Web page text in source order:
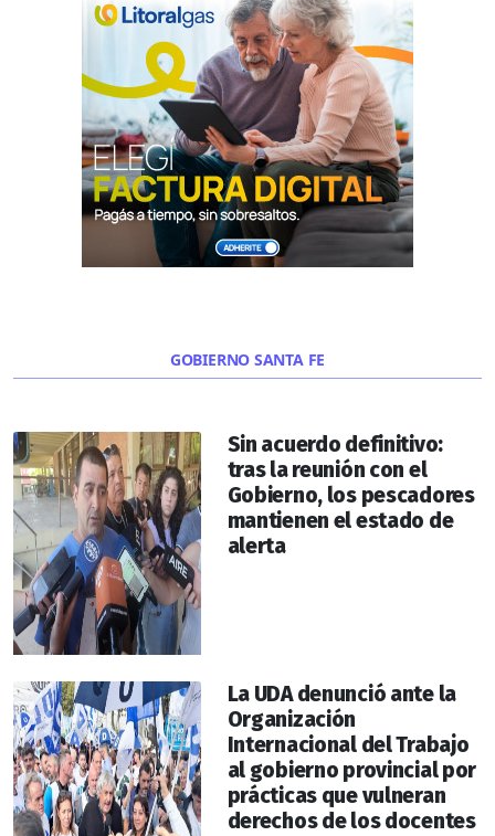
GOBIERNO SANTA FE
Sin acuerdo definitivo:
tras la reunión con el
Gobierno, los pescadores
mantienen el estado de
alerta
La UDA denunció ante la
Organización
Internacional del Trabajo
al gobierno provincial por
prácticas que vulneran
derechos de los docentes